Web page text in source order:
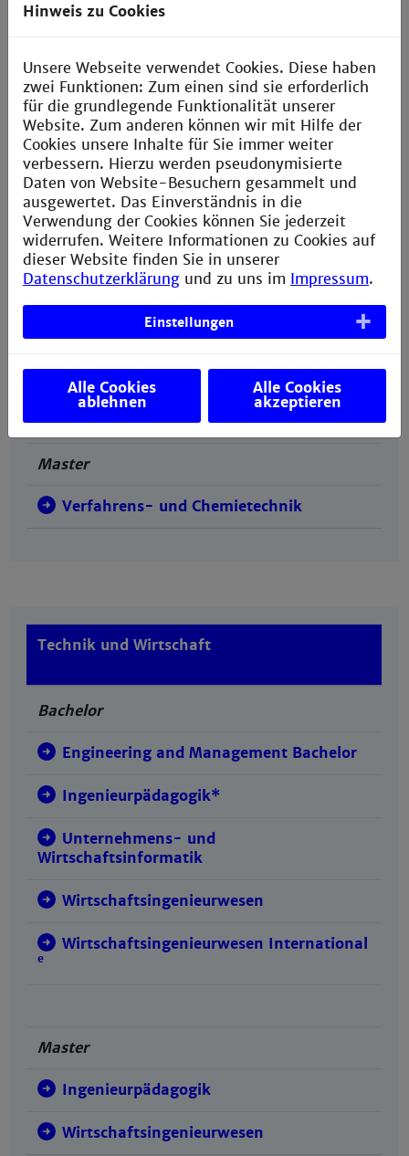
Nachhaltigkeit und Prozessoptimierung
Bachelor
Chemische Technik*
Nachhaltige Technische Prozesse*
Verfahrenstechnik*
International Engineeringe (nur im
Deutsch-Französisches
Chemietechnik
Master
Verfahrens- und Chemietechnik
Technik und Wirtschaft
Bachelor
Engineering and Management Bachelor
Ingenieurpädagogik*
Unternehmens- und
Wirtschaftsinformatik
Wirtschaftsingenieurwesen
Wirtschaftsingenieurwesen International
e
Master
Ingenieurpädagogik
Wirtschaftsingenieurwesen
Hinweis zu Cookies
Unsere Webseite verwendet Cookies. Diese haben
zwei Funktionen: Zum einen sind sie erforderlich
für die grundlegende Funktionalität unserer
Website. Zum anderen können wir mit Hilfe der
Cookies unsere Inhalte für Sie immer weiter
verbessern. Hierzu werden pseudonymisierte
Daten von Website-Besuchern gesammelt und
ausgewertet. Das Einverständnis in die
Verwendung der Cookies können Sie jederzeit
widerrufen. Weitere Informationen zu Cookies auf
dieser Website finden Sie in unserer
Datenschutzerklärung und zu uns im Impressum.
Einstellungen
Alle Cookies
ablehnen
Alle Cookies
akzeptieren